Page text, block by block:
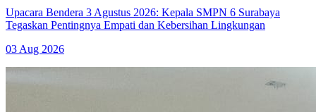
Upacara Bendera 3 Agustus 2026: Kepala SMPN 6 Surabaya
Tegaskan Pentingnya Empati dan Kebersihan Lingkungan
03 Aug 2026